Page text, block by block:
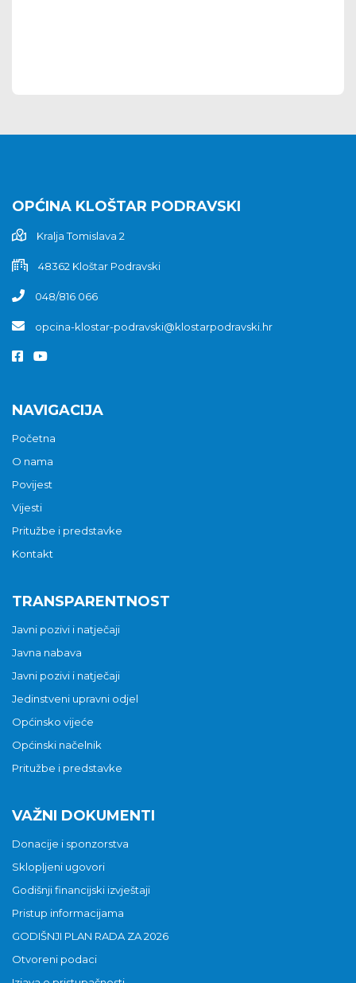
OPĆINA KLOŠTAR PODRAVSKI
Kralja Tomislava 2
48362 Kloštar Podravski
048/816 066
opcina-klostar-podravski@klostarpodravski.hr
NAVIGACIJA
Početna
O nama
Povijest
Vijesti
Pritužbe i predstavke
Kontakt
TRANSPARENTNOST
Javni pozivi i natječaji
Javna nabava
Javni pozivi i natječaji
Jedinstveni upravni odjel
Općinsko vijeće
Općinski načelnik
Pritužbe i predstavke
VAŽNI DOKUMENTI
Donacije i sponzorstva
Sklopljeni ugovori
Godišnji financijski izvještaji
Pristup informacijama
GODIŠNJI PLAN RADA ZA 2026
Otvoreni podaci